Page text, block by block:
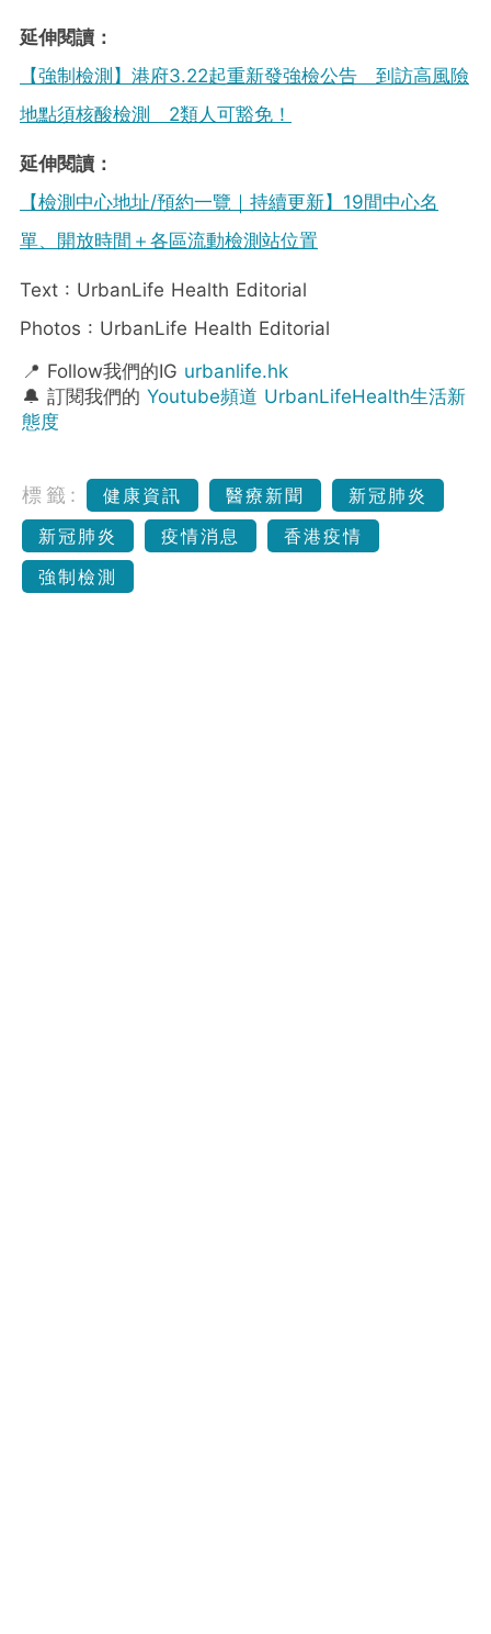
延伸閱讀：
【強制檢測】港府3.22起重新發強檢公告 到訪高風險
地點須核酸檢測 2類人可豁免！
延伸閱讀：
【檢測中心地址/預約一覽｜持續更新】19間中心名
單、開放時間＋各區流動檢測站位置
Text : UrbanLife Health Editorial
Photos : UrbanLife Health Editorial
📍 Follow我們的IG urbanlife.hk
🔔 訂閱我們的 Youtube頻道 UrbanLifeHealth生活新
態度
標籤: 健康資訊 醫療新聞
新冠肺炎
新冠肺炎
疫情消息
香港疫情
強制檢測